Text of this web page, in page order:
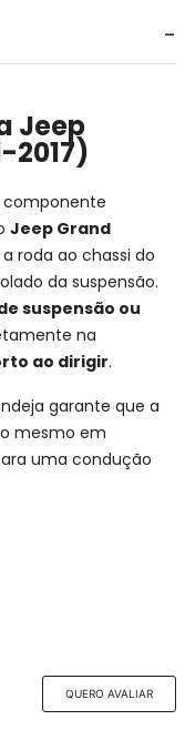
Jeep
2017)
Jeep Grand
roda ao chassi do
da suspensão.
suspensão ou
na
ao dirigir.
garante que a
mesmo em
uma condução
2016 e 2017
esquerdo) -
QUERO AVALIAR